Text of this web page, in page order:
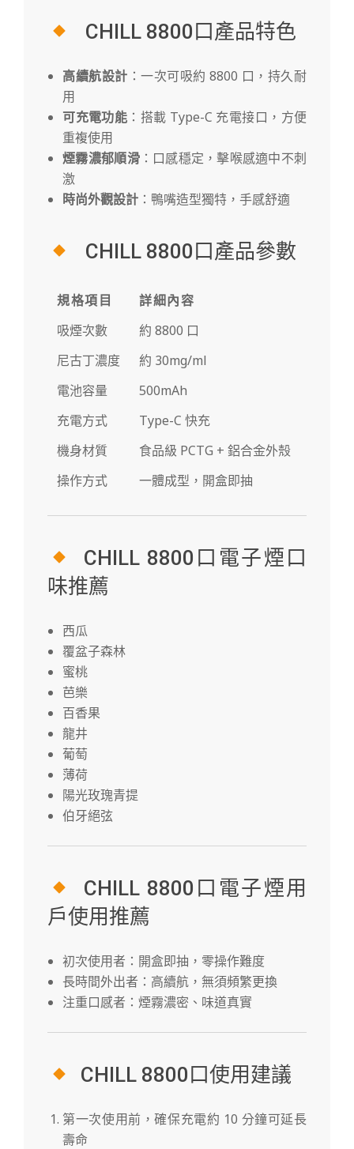
CHILL 8800口產品特色
高續航設計 ：一次可吸約 8800 口，持久耐
用
可充電功能 ：搭載 Type-C 充電接口，方便
重複使用
煙霧濃郁順滑：口感穩定，擊喉感適中不刺
激
時尚外觀設計 ：鴨嘴造型獨特，手感舒適
CHILL 8800口產品參數
規格項目
詳細內容
吸煙次數
約 8800 口
尼古丁濃度
約 30mg/ml
電池容量
500mAh
充電方式
Type-C 快充
機身材質
食品級 PCTG + 鋁合金外殼
操作方式
一體成型，開盒即抽
CHILL 8800口電子煙口
味推薦
西瓜
覆盆子森林
蜜桃
芭樂
百香果
龍井
葡萄
薄荷
陽光玫瑰青提
伯牙絕弦
CHILL 8800口電子煙用
戶使用推薦
初次使用者：開盒即抽，零操作難度
長時間外出者：高續航，無須頻繁更換
注重口感者：煙霧濃密、味道真實
CHILL 8800口使用建議
第一次使用前，確保充電約 10 分鐘可延長
壽命